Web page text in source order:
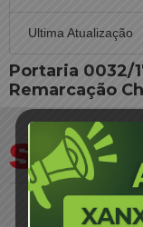
Ultima Atualização
Portaria 0032/
Remarcação